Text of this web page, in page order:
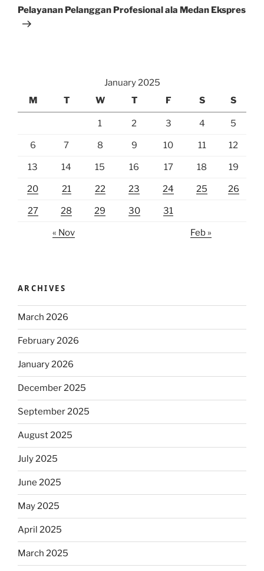
Post
Pelayanan Pelanggan Profesional ala Medan Ekspres
January 2025
M
T W T F S S
1 2 3 4 5
6 7 8 9 10 11 12
13 14 15 16 17 18 19
20 21 22 23 24 25 26
27 28 29 30 31
« Nov Feb »
ARCHIVES
March 2026
February 2026
January 2026
December 2025
September 2025
August 2025
July 2025
June 2025
May 2025
April 2025
March 2025